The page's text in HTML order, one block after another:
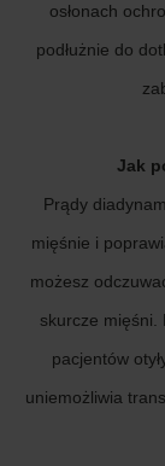
osłonach
podłużnie do
Jak
Prądy
mięśnie i
możesz
skurcze mięśni.
pacjentów
uniemożliwia